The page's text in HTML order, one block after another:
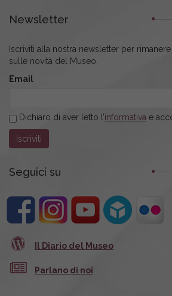
Newsletter
Iscriviti alla nostra newsletter per
sulle novità del Museo.
Email
Dichiaro di aver letto l’informativa e
Seguici su
Il Diario del Museo
Parlano di noi